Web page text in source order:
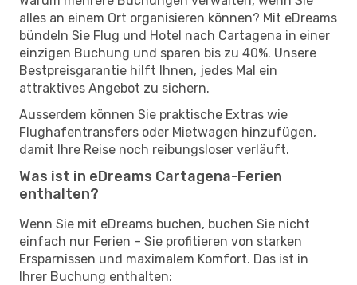
alles an einem Ort organisieren können? Mit eDreams
bündeln Sie Flug und Hotel nach Cartagena in einer
einzigen Buchung und sparen bis zu 40%. Unsere
Bestpreisgarantie hilft Ihnen, jedes Mal ein
attraktives Angebot zu sichern.
Ausserdem können Sie praktische Extras wie
Flughafentransfers oder Mietwagen hinzufügen,
damit Ihre Reise noch reibungsloser verläuft.
Was ist in eDreams Cartagena-Ferien
enthalten?
Wenn Sie mit eDreams buchen, buchen Sie nicht
einfach nur Ferien – Sie profitieren von starken
Ersparnissen und maximalem Komfort. Das ist in
Ihrer Buchung enthalten: